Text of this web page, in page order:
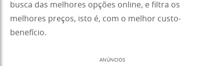
busca das melhores opções online, e filtra os
melhores preços, isto é, com o melhor custo-
benefício.
ANÚNCIOS